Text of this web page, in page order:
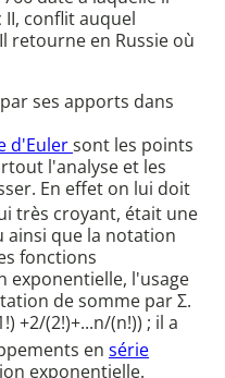
conflit auquel
retourne en Russie où
ses apports dans
d'Eulersont les points
l'analyse et les
En effet on lui doit
très croyant, était une
ainsi que la notation
fonctions
l'usage
de somme par Σ.
+2/(2!)+...n/(n!)) ; il a
en série
exponentielle.